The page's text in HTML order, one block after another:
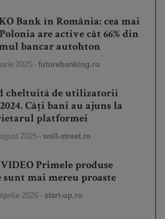
Bank în România: cea mai
are active cât 66% din
bancar autohton
2025 -futurebanking.ro
cheltuită de utilizatorii
Câți bani au ajuns la
platformei
2025 -wall-street.ro
Primele produse
sunt mai mereu proaste
2026 - start-up.ro